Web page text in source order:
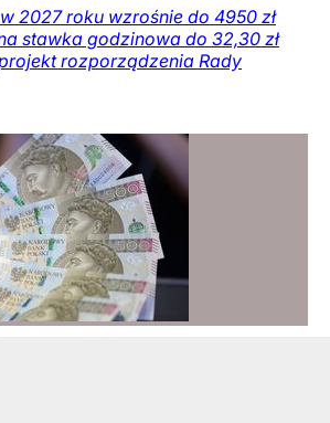
2027 roku wzrośnie do 4950 zł
stawka godzinowa do 32,30 zł
rozporządzenia Rady